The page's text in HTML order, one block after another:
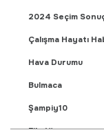
2024 Seçim
Çalışma Hayatı
Hava Durumu
Bulmaca
Şampiy10